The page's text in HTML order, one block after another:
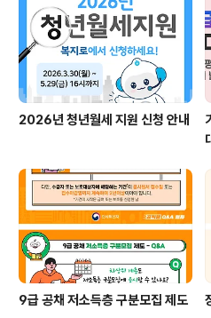
들이 집에서 바로 수돗물을 마시거나 석회
주전자에 수돗물을 한 번 거른 후 마신다고
세계적으로 수돗..
2026년 청년월세 지원 신청 안내
9급 공채 저소득층 구분모집 제도